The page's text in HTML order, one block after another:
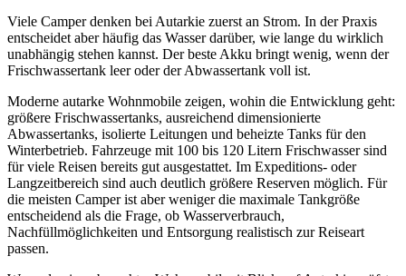
Viele Camper denken bei Autarkie zuerst an Strom. In der Praxis
entscheidet aber häufig das Wasser darüber, wie lange du wirklich
unabhängig stehen kannst. Der beste Akku bringt wenig, wenn der
Frischwassertank leer oder der Abwassertank voll ist.
Moderne autarke Wohnmobile zeigen, wohin die Entwicklung geht:
größere Frischwassertanks, ausreichend dimensionierte
Abwassertanks, isolierte Leitungen und beheizte Tanks für den
Winterbetrieb. Fahrzeuge mit 100 bis 120 Litern Frischwasser sind
für viele Reisen bereits gut ausgestattet. Im Expeditions- oder
Langzeitbereich sind auch deutlich größere Reserven möglich. Für
die meisten Camper ist aber weniger die maximale Tankgröße
entscheidend als die Frage, ob Wasserverbrauch,
Nachfüllmöglichkeiten und Entsorgung realistisch zur Reiseart
passen.